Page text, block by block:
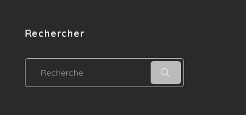
Rechercher